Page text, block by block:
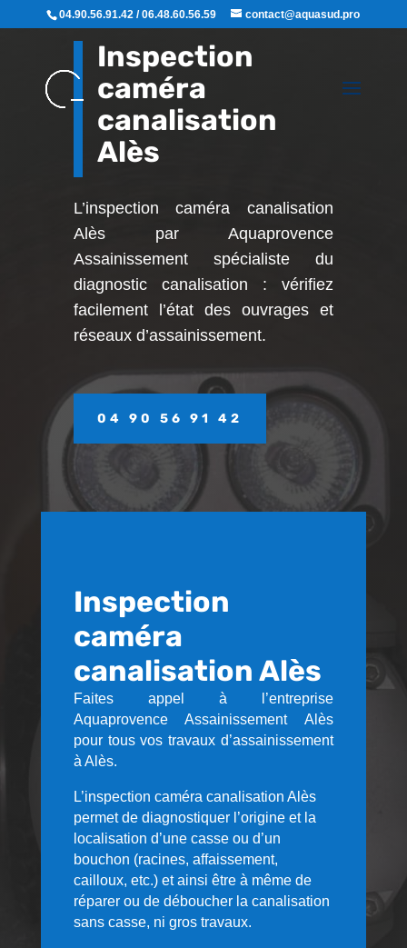
04.90.56.91.42 / 06.48.60.56.59 contact@aquasud.pro
Inspection
caméra
canalisation
Alès
L’inspection caméra canalisation
Alès par Aquaprovence
Assainissement spécialiste du
diagnostic canalisation : vérifiez
facilement l’état des ouvrages et
réseaux d’assainissement.
04 90 56 91 42
Inspection
caméra
canalisation Alès
Faites appel à l’entreprise
Aquaprovence Assainissement Alès
pour tous vos travaux d’assainissement
à Alès.
L’inspection caméra canalisation Alès
permet de diagnostiquer l’origine et la
localisation d’une casse ou d’un
bouchon (racines, affaissement,
cailloux, etc.) et ainsi être à même de
réparer ou de déboucher la canalisation
sans casse, ni gros travaux.